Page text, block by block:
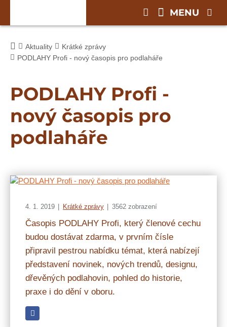
Aktuality
Krátké zprávy
PODLAHY Profi - nový časopis pro podlaháře
PODLAHY Profi -
nový časopis pro
podlaháře
4. 1. 2019 Krátké zprávy 3562 zobrazení
Časopis PODLAHY Profi, který členové cechu
budou dostávat zdarma, v prvním čísle
připravil pestrou nabídku témat, která nabízejí
představení novinek, nových trendů, designu,
dřevěných podlahovin, pohled do historie,
praxe i do dění v oboru.
MENU